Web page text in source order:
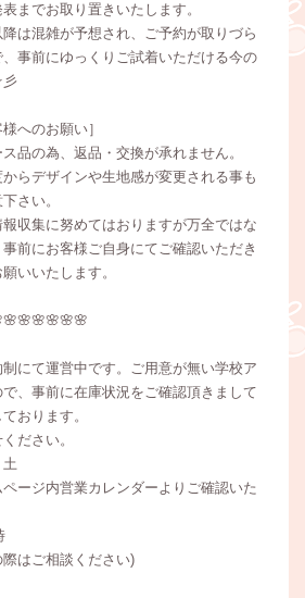
までお取り置きいたします。
は混雑が予想され、ご予約が取りづら
事前にゆっくりご試着いただける今の
彡
へのお願い］
品の為、返品・交換が承れません。
らデザインや生地感が変更される事も
さい。
収集に努めてはおりますが万全ではな
前にお客様ご自身にてご確認いただき
いいたします。
にて運営中です。ご用意が無い学校ア
、事前に在庫状況をご確認頂きまして
おります。
ださい。
ページ内営業カレンダーよりご確認いた
際はご相談ください)